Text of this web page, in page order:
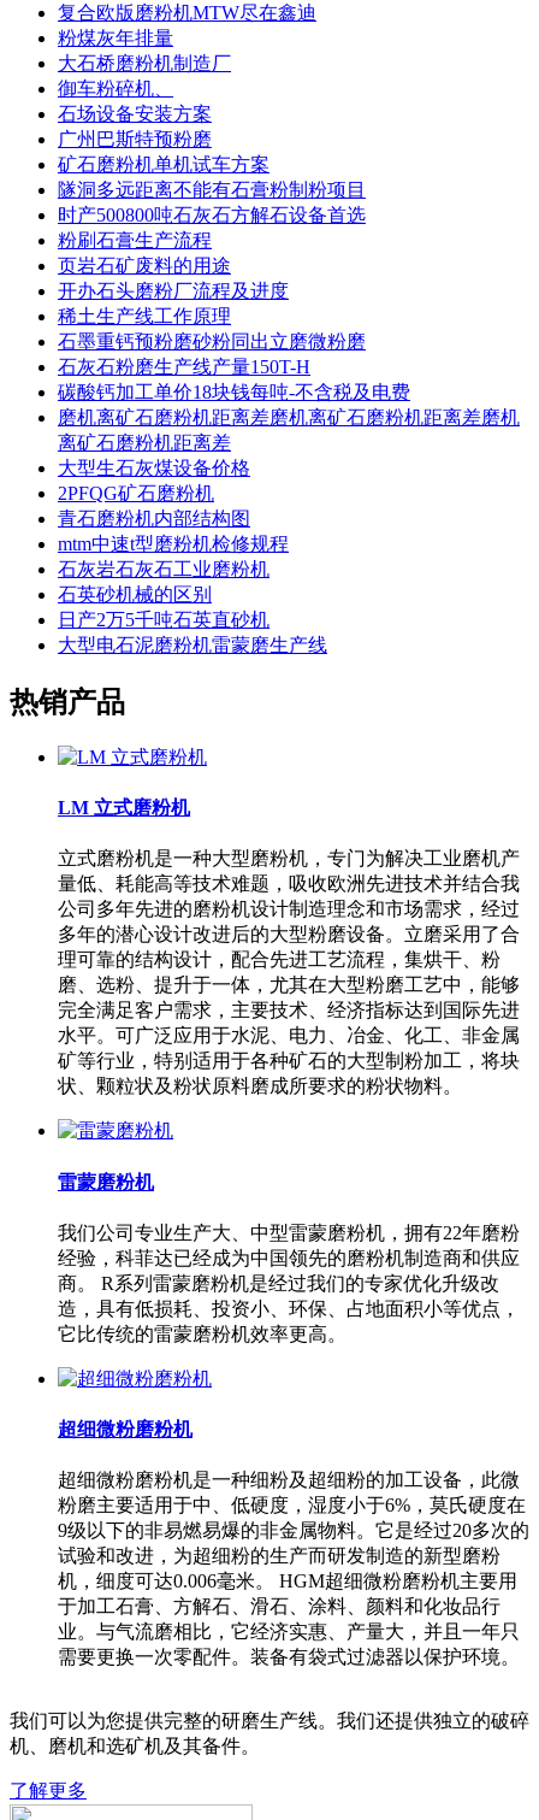
复合欧版磨粉机MTW尽在鑫迪
粉煤灰年排量
大石桥磨粉机制造厂
御车粉碎机、
石场设备安装方案
广州巴斯特预粉磨
矿石磨粉机单机试车方案
隧洞多远距离不能有石膏粉制粉项目
时产500800吨石灰石方解石设备首选
粉刷石膏生产流程
页岩石矿废料的用途
开办石头磨粉厂流程及进度
稀土生产线工作原理
石墨重钙预粉磨砂粉同出立磨微粉磨
石灰石粉磨生产线产量150T-H
碳酸钙加工单价18块钱每吨-不含税及电费
磨机离矿石磨粉机距离差磨机离矿石磨粉机距离差磨机
离矿石磨粉机距离差
大型生石灰煤设备价格
2PFQG矿石磨粉机
青石磨粉机内部结构图
mtm中速t型磨粉机检修规程
石灰岩石灰石工业磨粉机
石英砂机械的区别
日产2万5千吨石英直砂机
大型电石泥磨粉机雷蒙磨生产线
热销产品
LM 立式磨粉机
立式磨粉机是一种大型磨粉机，专门为解决工业磨机产
量低、耗能高等技术难题，吸收欧洲先进技术并结合我
公司多年先进的磨粉机设计制造理念和市场需求，经过
多年的潜心设计改进后的大型粉磨设备。立磨采用了合
理可靠的结构设计，配合先进工艺流程，集烘干、粉
磨、选粉、提升于一体，尤其在大型粉磨工艺中，能够
完全满足客户需求，主要技术、经济指标达到国际先进
水平。可广泛应用于水泥、电力、冶金、化工、非金属
矿等行业，特别适用于各种矿石的大型制粉加工，将块
状、颗粒状及粉状原料磨成所要求的粉状物料。
雷蒙磨粉机
我们公司专业生产大、中型雷蒙磨粉机，拥有22年磨粉
经验，科菲达已经成为中国领先的磨粉机制造商和供应
商。 R系列雷蒙磨粉机是经过我们的专家优化升级改
造，具有低损耗、投资小、环保、占地面积小等优点，
它比传统的雷蒙磨粉机效率更高。
超细微粉磨粉机
超细微粉磨粉机是一种细粉及超细粉的加工设备，此微
粉磨主要适用于中、低硬度，湿度小于6%，莫氏硬度在
9级以下的非易燃易爆的非金属物料。它是经过20多次的
试验和改进，为超细粉的生产而研发制造的新型磨粉
机，细度可达0.006毫米。 HGM超细微粉磨粉机主要用
于加工石膏、方解石、滑石、涂料、颜料和化妆品行
业。与气流磨相比，它经济实惠、产量大，并且一年只
需要更换一次零配件。装备有袋式过滤器以保护环境。
我们可以为您提供完整的研磨生产线。我们还提供独立的破碎
机、磨机和选矿机及其备件。
了解更多